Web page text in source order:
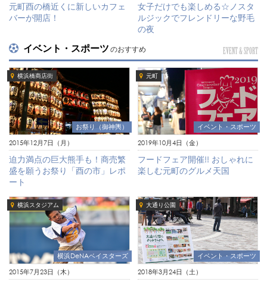
元町酉の橋近くに新しいカフェ
バーが開店！
女子だけでも楽しめる☆ノスタ
ルジックでフレンドリーな野毛
の夜
イベント・スポーツ のおすすめ EVENT & SPORT
横浜橋商店街
お祭り（御神輿）
2015年12月7日（月）
迫力満点の巨大熊手も！商売繁
盛を願うお祭り「酉の市」レポ
ート
元町
イベント・スポーツ
2019年10月4日（金）
フードフェア開催!! おしゃれに
楽しむ元町のグルメ天国
横浜スタジアム
横浜DeNAベイスターズ
2015年7月23日（木）
大通り公園
イベント・スポーツ
2018年3月24日（土）